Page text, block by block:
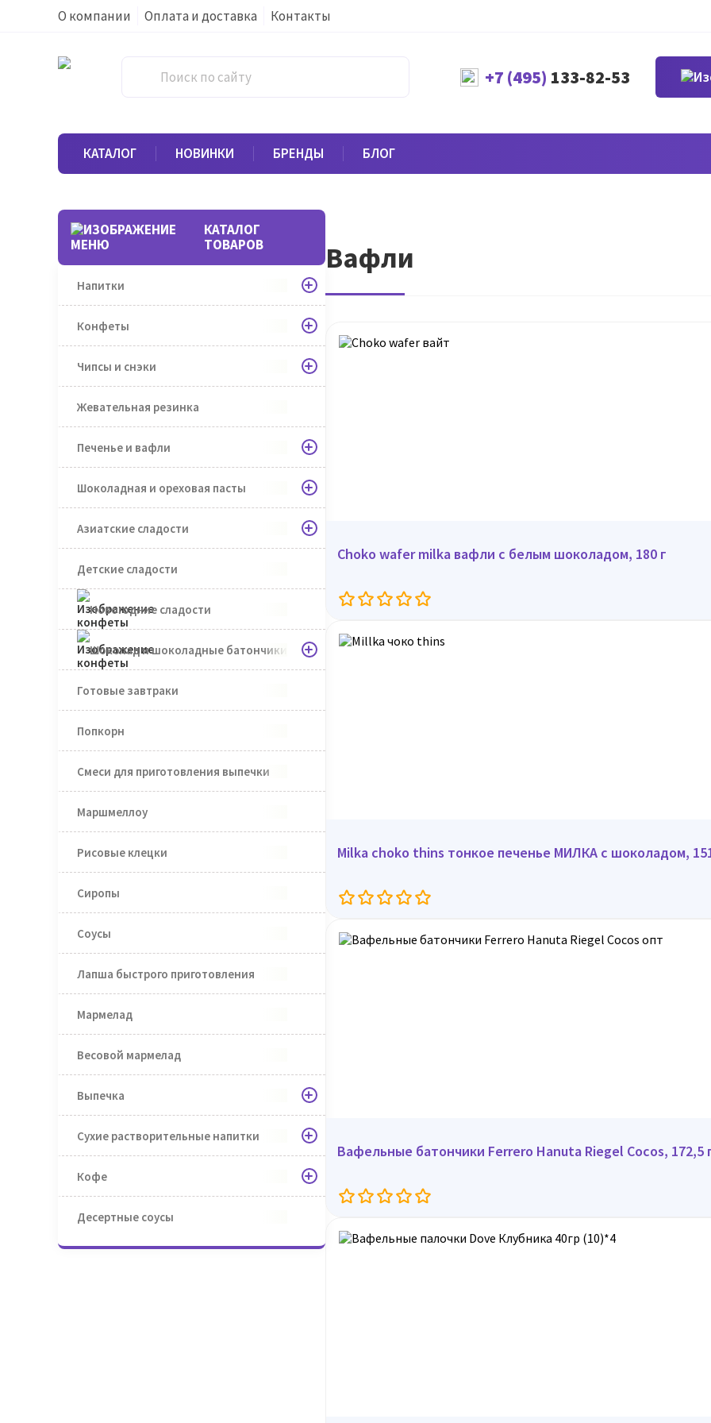
О компании Оплата и доставка Контакты
+7 (495) 133-82-53
КАТАЛОГ НОВИНКИ БРЕНДЫ БЛОГ
КАТАЛОГ
ТОВАРОВ
Напитки
Конфеты
Чипсы и снэки
Жевательная резинка
Печенье и вафли
Шоколадная и ореховая пасты
Азиатские сладости
Детские сладости
Новогодние сладости
Шоколад и шоколадные батончики
Готовые завтраки
Попкорн
Смеси для приготовления выпечки
Маршмеллоу
Рисовые клецки
Сиропы
Соусы
Лапша быстрого приготовления
Мармелад
Весовой мармелад
Выпечка
Сухие растворительные напитки
Кофе
Десертные соусы
Вафли
Choko wafer milka вафли с белым шоколадом, 180 г
Milka choko thins тонкое печенье МИЛКА с шоколадом,
Вафельные батончики Ferrero Hanuta Riegel Cocos, 172,5